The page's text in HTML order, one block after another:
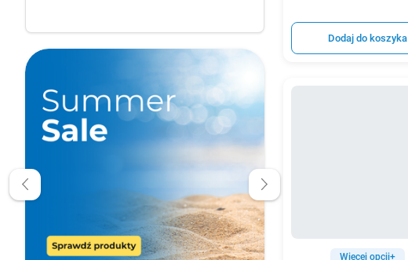
Dodaj do koszyka
Więcej opcji+